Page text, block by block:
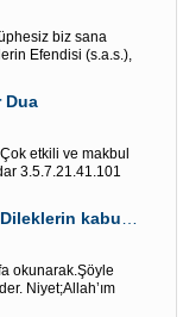
biz sana
Efendisi (s.a.s.),
Dua
etkili ve makbul
3.5.7.21.41.101
okunarak.Şöyle
Niyet;Allah’ım